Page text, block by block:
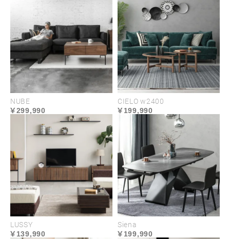
NUBE
299,990
CIELO w2400
199,990
LUSSY
139,990
Siena
199,990